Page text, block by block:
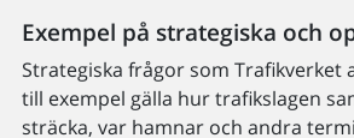
Exempel på strategiska och
Strategiska frågor som Trafikverket
till exempel gälla hur trafikslagen
sträcka, var hamnar och andra